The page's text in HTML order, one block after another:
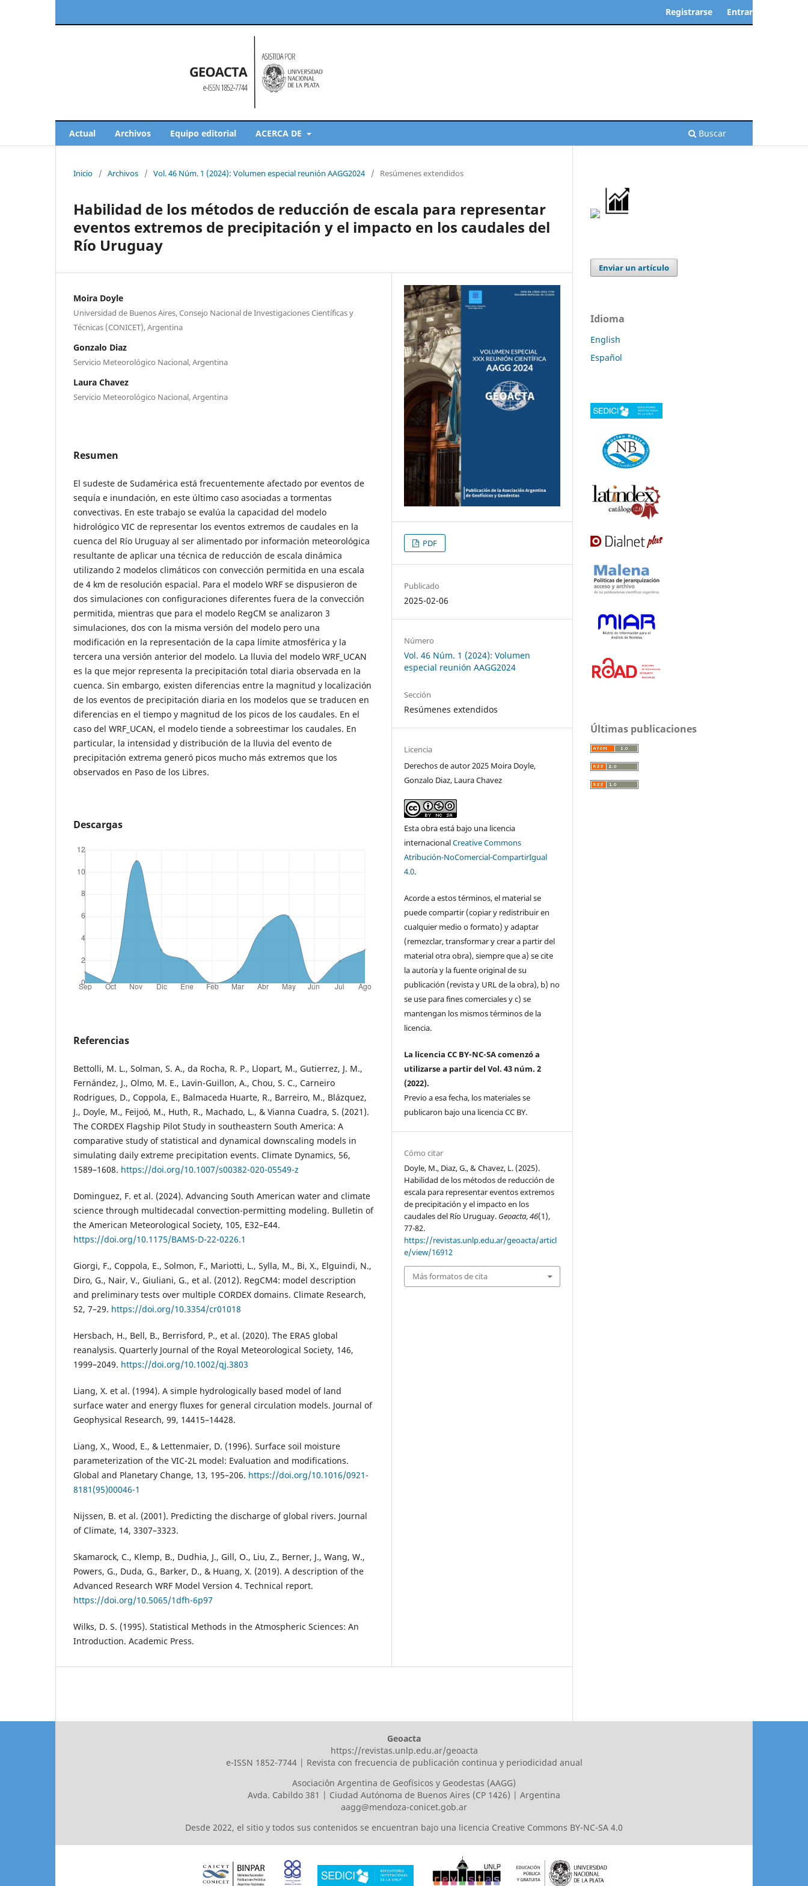
Actual Archivos Equipo editorial ACERCA DE Buscar
Registrarse Entrar
Inicio / Archivos / Vol. 46 Núm. 1 (2024): Volumen especial reunión AAGG2024 / Resúmenes extendidos
Habilidad de los métodos de reducción de escala para representar
eventos extremos de precipitación y el impacto en los caudales del
Rı́o Uruguay
Moira Doyle
Universidad de Buenos Aires, Consejo Nacional de Investigaciones Científicas y
Técnicas (CONICET), Argentina
Gonzalo Diaz
Servicio Meteorológico Nacional, Argentina
Laura Chavez
Servicio Meteorológico Nacional, Argentina
Resumen
El sudeste de Sudamérica está frecuentemente afectado por eventos de
sequı́a e inundación, en este último caso asociadas a tormentas
convectivas. En este trabajo se evalúa la capacidad del modelo
hidrológico VIC de representar los eventos extremos de caudales en la
cuenca del Rı́o Uruguay al ser alimentado por información meteorológica
resultante de aplicar una técnica de reducción de escala dinámica
utilizando 2 modelos climáticos con convección permitida en una escala
de 4 km de resolución espacial. Para el modelo WRF se dispusieron de
dos simulaciones con configuraciones diferentes fuera de la convección
permitida, mientras que para el modelo RegCM se analizaron 3
simulaciones, dos con la misma versión del modelo pero una
modificación en la representación de la capa lı́mite atmosférica y la
tercera una versión anterior del modelo. La lluvia del modelo WRF_UCAN
es la que mejor representa la precipitación total diaria observada en la
cuenca. Sin embargo, existen diferencias entre la magnitud y localización
de los eventos de precipitación diaria en los modelos que se traducen en
diferencias en el tiempo y magnitud de los picos de los caudales. En el
caso del WRF_UCAN, el modelo tiende a sobreestimar los caudales. En
particular, la intensidad y distribución de la lluvia del evento de
precipitación extrema generó picos mucho más extremos que los
observados en Paso de los Libres.
Descargas
Referencias
Bettolli, M. L., Solman, S. A., da Rocha, R. P., Llopart, M., Gutierrez, J. M.,
Fernández, J., Olmo, M. E., Lavin-Guillon, A., Chou, S. C., Carneiro
Rodrigues, D., Coppola, E., Balmaceda Huarte, R., Barreiro, M., Blázquez,
J., Doyle, M., Feijoó, M., Huth, R., Machado, L., & Vianna Cuadra, S. (2021).
The CORDEX Flagship Pilot Study in southeastern South America: A
comparative study of statistical and dynamical downscaling models in
simulating daily extreme precipitation events. Climate Dynamics, 56,
1589–1608. https://doi.org/10.1007/s00382-020-05549-z
Dominguez, F. et al. (2024). Advancing South American water and climate
science through multidecadal convection-permitting modeling. Bulletin of
the American Meteorological Society, 105, E32–E44.
https://doi.org/10.1175/BAMS-D-22-0226.1
Giorgi, F., Coppola, E., Solmon, F., Mariotti, L., Sylla, M., Bi, X., Elguindi, N.,
Diro, G., Nair, V., Giuliani, G., et al. (2012). RegCM4: model description
and preliminary tests over multiple CORDEX domains. Climate Research,
52, 7–29. https://doi.org/10.3354/cr01018
Hersbach, H., Bell, B., Berrisford, P., et al. (2020). The ERA5 global
reanalysis. Quarterly Journal of the Royal Meteorological Society, 146,
1999–2049. https://doi.org/10.1002/qj.3803
Liang, X. et al. (1994). A simple hydrologically based model of land
surface water and energy fluxes for general circulation models. Journal of
Geophysical Research, 99, 14415–14428.
Liang, X., Wood, E., & Lettenmaier, D. (1996). Surface soil moisture
parameterization of the VIC-2L model: Evaluation and modifications.
Global and Planetary Change, 13, 195–206. https://doi.org/10.1016/0921-
8181(95)00046-1
Nijssen, B. et al. (2001). Predicting the discharge of global rivers. Journal
of Climate, 14, 3307–3323.
Skamarock, C., Klemp, B., Dudhia, J., Gill, O., Liu, Z., Berner, J., Wang, W.,
Powers, G., Duda, G., Barker, D., & Huang, X. (2019). A description of the
Advanced Research WRF Model Version 4. Technical report.
https://doi.org/10.5065/1dfh-6p97
Wilks, D. S. (1995). Statistical Methods in the Atmospheric Sciences: An
Introduction. Academic Press.
PDF
Publicado
2025-02-06
Número
Vol. 46 Núm. 1 (2024): Volumen
especial reunión AAGG2024
Sección
Resúmenes extendidos
Licencia
Derechos de autor 2025 Moira Doyle,
Gonzalo Diaz, Laura Chavez
Esta obra está bajo una licencia
internacionalCreative Commons
Atribución-NoComercial-CompartirIgual
4.0.
Acorde a estos términos, el material se
puede compartir (copiar y redistribuir en
cualquier medio o formato) y adaptar
(remezclar, transformar y crear a partir del
material otra obra), siempre que a) se cite
la autoría y la fuente original de su
publicación (revista y URL de la obra), b) no
se use para fines comerciales y c) se
mantengan los mismos términos de la
licencia.
La licencia CC BY-NC-SA comenzó a
utilizarse a partir del Vol. 43 núm. 2
(2022).
Previo a esa fecha, los materiales se
publicaron bajo una licencia CC BY.
Cómo citar
Doyle, M., Diaz, G., & Chavez, L. (2025).
Habilidad de los métodos de reducción de
escala para representar eventos extremos
de precipitación y el impacto en los
caudales del Rı́o Uruguay. Geoacta,46(1),
77-82.
https://revistas.unlp.edu.ar/geoacta/articl
e/view/16912
Más formatos de cita
Enviar un artículo
Idioma
English
Español
Últimas publicaciones
Geoacta
https://revistas.unlp.edu.ar/geoacta
e-ISSN 1852-7744 | Revista con frecuencia de publicación continua y periodicidad anual
Asociaci´ón Argentina de Geofísicos y Geodestas (AAGG)
Avda. Cabildo 381 | Ciudad Autónoma de Buenos Aires (CP 1426) | Argentina
aagg@mendoza-conicet.gob.ar
Desde 2022, el sitio y todos sus contenidos se encuentran bajo una licencia Creative Commons BY-NC-SA 4.0